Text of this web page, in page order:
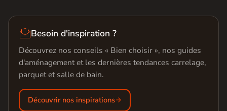
Besoin d'inspiration ?
Découvrez nos conseils « Bien choisir », nos guides
d'aménagement et les dernières tendances carrelage,
parquet et salle de bain.
Découvrir nos inspirations